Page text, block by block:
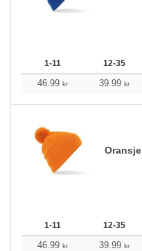
1-11 12-35
46.99 kr 39.99 kr
Oransje
1-11 12-35
46.99 kr 39.99 kr